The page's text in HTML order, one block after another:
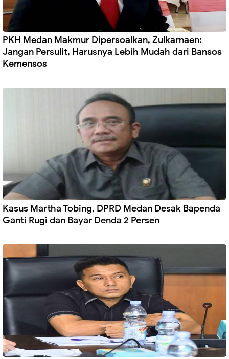
PKH Medan Makmur Dipersoalkan, Zulkarnaen:
Jangan Persulit, Harusnya Lebih Mudah dari Bansos
Kemensos
Kasus Martha Tobing, DPRD Medan Desak Bapenda
Ganti Rugi dan Bayar Denda 2 Persen